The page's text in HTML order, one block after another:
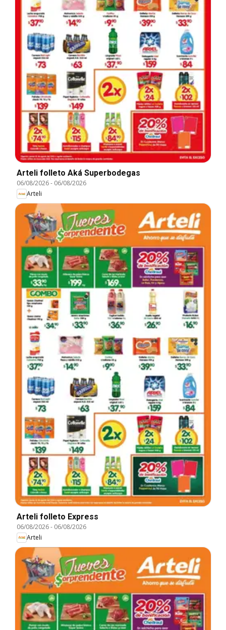
Arteli folleto Aká Superbodegas
06/08/2026- 06/08/2026
Arteli
Arteli folleto Express
06/08/2026- 06/08/2026
Arteli